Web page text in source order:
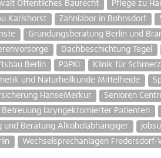
Öffentliches Baurecht
Pflege zu
Karlshorst
Zahnlabor in Bohnsdorf
Gründungsberatung Berlin und
Dachbeschichtung Tegel
Berlin
PäPKi Klinik für
und Naturheilkunde Mittelheide
HanseMerkur
Senioren
Betreuung laryngektomierter Patienten
und Beratung Alkoholabhängiger
Wechselsprechanlagen Fredersdorf-